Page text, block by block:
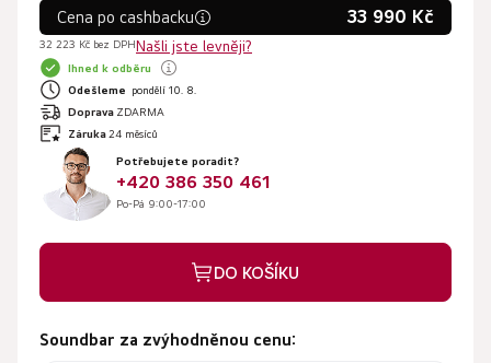
Cena po cashbacku 33 990 Kč
32 223 Kč bez DPHNašli jste levněji?
Ihned k odběru
Odešleme pondělí 10. 8.
Doprava ZDARMA
Záruka 24 měsíců
Potřebujete poradit?
+420 386 350 461
Po-Pá 9:00-17:00
DO KOŠÍKU
Soundbar za zvýhodněnou cenu: